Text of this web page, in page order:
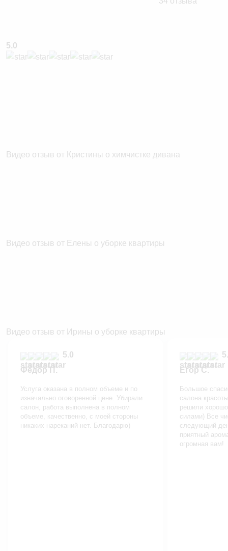
5.0
Видео отзыв от Кристины о химчистке дивана
Видео отзыв от Елены о уборке квартиры
Видео отзыв от Ирины о уборке квартиры
5.0
Фёдор П.
Услуга оказана в полном объеме и по
изначально оговоренной цене. Убирали
салон, работа выполнена в полном
объеме, качественно, с моей стороны
никаких нареканий нет. Благодарю)
Егор С.
Большое
салона
решили
силами) Все
следующий
приятный
огромная вам!